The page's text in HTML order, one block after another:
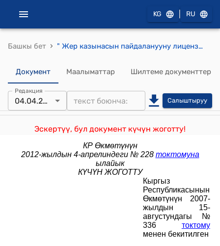
KG RU
Башкы бет › " Жер казынасын пайдаланууну лицензиялоонун тартиби жөнүндө ЖОБО" Кыргыз Республикасынын Өкмөтүнүн 2007-жылдын 15-августундагы № 336 токтому менен бекитилген
Документ Маалыматтар Шилтеме документтер
Редакция
04.04.2012 Салыштыруу
Эскертүү, бул документ күчүн жоготту!